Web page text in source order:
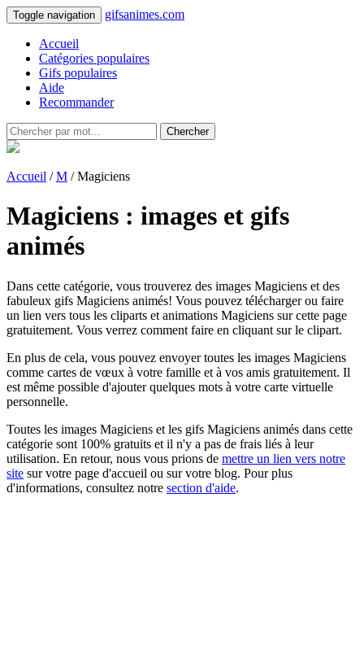
Toggle navigation gifsanimes.com
Accueil
Catégories populaires
Gifs populaires
Aide
Recommander
Chercher
Accueil /M / Magiciens
Magiciens : images et gifs
animés
Dans cette catégorie, vous trouverez des images Magiciens et des
fabuleux gifs Magiciens animés! Vous pouvez télécharger ou faire
un lien vers tous les cliparts et animations Magiciens sur cette page
gratuitement. Vous verrez comment faire en cliquant sur le clipart.
En plus de cela, vous pouvez envoyer toutes les images Magiciens
comme cartes de vœux à votre famille et à vos amis gratuitement. Il
est même possible d'ajouter quelques mots à votre carte virtuelle
personnelle.
Toutes les images Magiciens et les gifs Magiciens animés dans cette
catégorie sont 100% gratuits et il n'y a pas de frais liés à leur
utilisation. En retour, nous vous prions de mettre un lien vers notre
site sur votre page d'accueil ou sur votre blog. Pour plus
d'informations, consultez notre section d'aide.